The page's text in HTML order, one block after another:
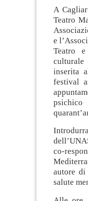
A
Teatro
e
Teatro
inserita
festival
psichico
co-
autore di
salute